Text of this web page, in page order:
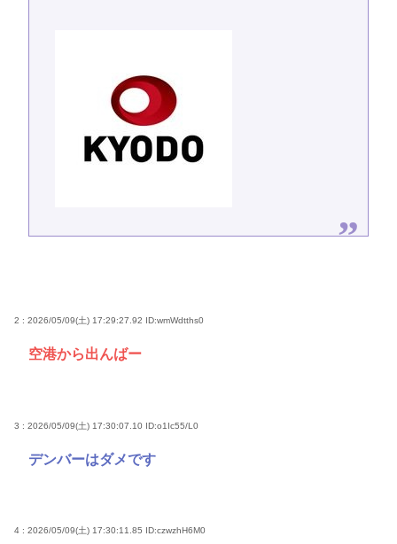
2 : 2026/05/09(土) 17:29:27.92 ID:wmWdtths0
空港から出んばー
3 : 2026/05/09(土) 17:30:07.10 ID:o1Ic55/L0
デンバーはダメです
4 : 2026/05/09(土) 17:30:11.85 ID:czwzhH6M0